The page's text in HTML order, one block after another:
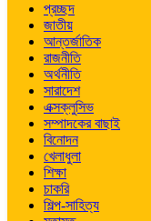
প্রচ্ছদ
জাতীয়
আন্তর্জাতিক
রাজনীতি
অর্থনীতি
সারাদেশ
এক্সক্লুসিভ
সম্পাদকের বাছাই
বিনোদন
খেলাধুলা
শিক্ষা
চাকরি
শিল্প-সাহিত্য